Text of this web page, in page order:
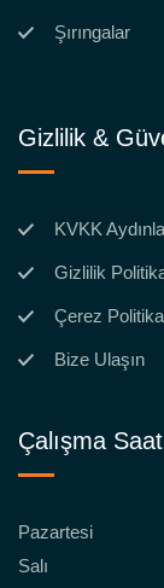
Şırıngalar
Gizlilik &
KVKK
Gizlilik
Çerez
Bize Ulaşın
Çalışma
Pazartesi
Salı